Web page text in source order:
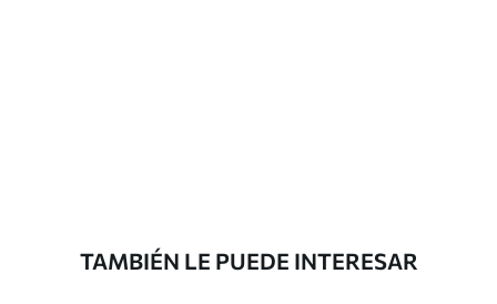
Peel and Stick
TAMBIÉN LE PUEDE INTERESAR